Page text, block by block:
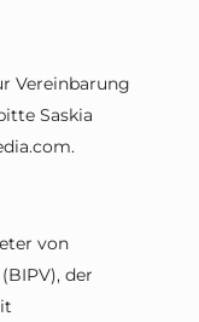
Vereinbarung
Saskia
von
der